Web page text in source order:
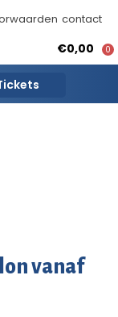
contact
€0,00 0
vanaf